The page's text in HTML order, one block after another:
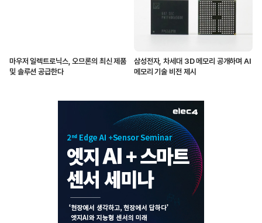
마우저 일렉트로닉스, 오므론의 최신 제품
및 솔루션 공급한다
삼성전자, 차세대 3D 메모리 공개하며 AI
메모리 기술 비전 제시